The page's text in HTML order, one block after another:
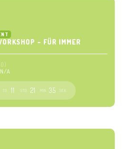
– FÜR IMMER
, N/A
TG. 11 STD. 21 MIN. 34 SEK.